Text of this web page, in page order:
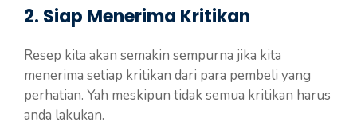
2. Siap Menerima Kritikan
Resep kita akan semakin sempurna jika kita
menerima setiap kritikan dari para pembeli yang
perhatian. Yah meskipun tidak semua kritikan harus
anda lakukan.